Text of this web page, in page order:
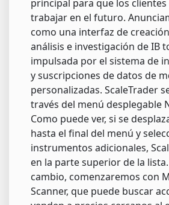
principal para que los
trabajar en el futuro.
como una interfaz de
análisis e investigación de IB
impulsada por el sistema de
y suscripciones de datos de
personalizadas. ScaleTrader
través del menú desplegable
Como puede ver, si se
hasta el final del menú y
instrumentos adicionales,
en la parte superior de la
cambio, comenzaremos con
Scanner, que puede buscar